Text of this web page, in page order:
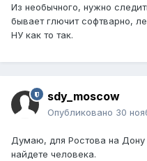
Из необычного, нужно
бывает глючит софтварно,
НУ как то так.
sdy_moscow
Опубликовано 30
Думаю, для Ростова на
найдете человека.